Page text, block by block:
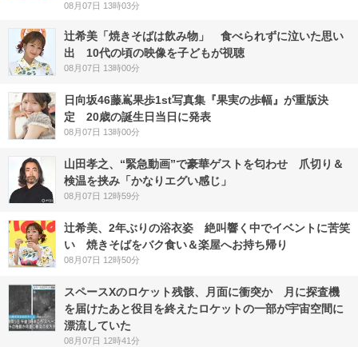
08月07日 13時03分
辻希美「焼きそばは飲み物」 食べられずに泣いた思い
出 10代の頃の映像を子どもが視聴
08月07日 13時00分
日向坂46藤嶌果歩1st写真集『果実の歩幅』が重版決
定 20歳の誕生日当日に発表
08月07日 13時00分
山田孝之、“緊急動画”で豪華ゲストを匂わせ 爪切り＆
検温を挟み「かなりエグい感じ」
08月07日 12時59分
辻希美、2年ぶりの浴衣姿 絶叫響く中でイベントに苦笑
い 焼きそばをバク食い＆楽屋へお持ち帰り
08月07日 12時50分
スペースXのロケット残骸、月面に衝突か 月に探査機
を届けたあと役目を終えたロケットの一部が宇宙空間に
漂流していた
08月07日 12時41分